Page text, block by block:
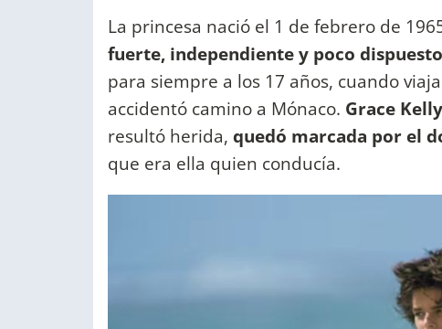
La princesa nació el 1 de febrero de
fuerte, independiente y poco dispuesto
para siempre a los 17 años, cuando
accidentó camino a Mónaco. Grace
resultó herida, quedó marcada por el
que era ella quien conducía.